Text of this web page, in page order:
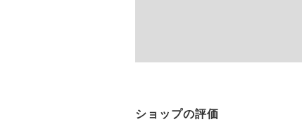
ショップの評価